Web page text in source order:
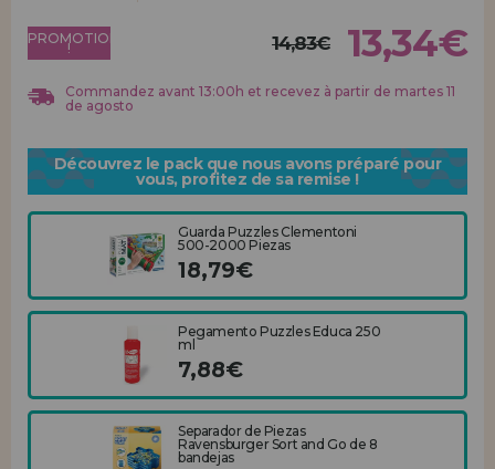
ENREGISTREMENT DISTRIBUTEUR
PROMOTION
! 14,83€ 13,34€
Commandez avant 13:00h et recevez à partir de martes 11
de agosto
Découvrez le pack que nous avons préparé pour
vous, profitez de sa remise !
Guarda Puzzles Clementoni
500-2000 Piezas
18,79€
Pegamento Puzzles Educa 250
ml
7,88€
Separador de Piezas
Ravensburger Sort and Go de 8
bandejas